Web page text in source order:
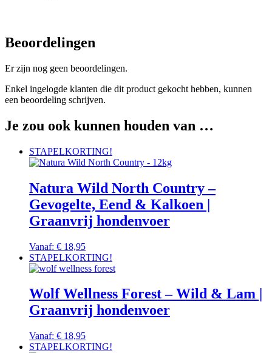
Beoordelingen
Er zijn nog geen beoordelingen.
Enkel ingelogde klanten die dit product gekocht hebben, kunnen
een beoordeling schrijven.
Je zou ook kunnen houden van …
STAPELKORTING!
Natura Wild North Country –
Gevogelte, Eend & Kalkoen |
Graanvrij hondenvoer
Vanaf: € 18,95
STAPELKORTING!
Wolf Wellness Forest – Wild & Lam |
Graanvrij hondenvoer
Vanaf: € 18,95
STAPELKORTING!